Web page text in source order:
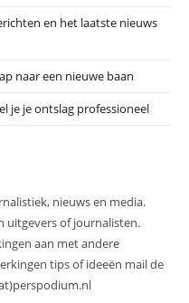
en het laatste nieuws
naar een nieuwe baan
je je ontslag professioneel
nieuws en media.
uitgevers of journalisten.
aan met andere
tips of ideeën mail de